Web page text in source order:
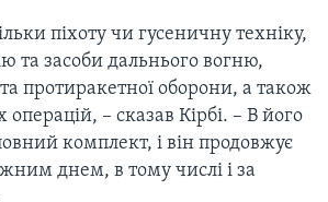
піхоту чи гусеничну техніку,
та засоби дальнього вогню,
протиракетної оборони, а також
операцій, – сказав Кірбі. – В його
комплект, і він продовжує
днем, в тому числі і за